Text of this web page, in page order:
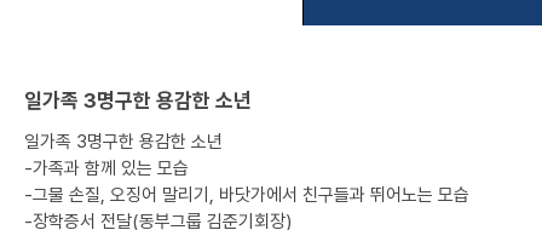
일가족 3명구한 용감한 소년
일가족 3명구한 용감한 소년
-가족과 함께 있는 모습
-그물 손질, 오징어 말리기, 바닷가에서 친구들과 뛰어노는 모습
-장학증서 전달(동부그룹 김준기회장)